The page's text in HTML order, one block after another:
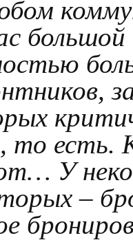
то есть.
У
–